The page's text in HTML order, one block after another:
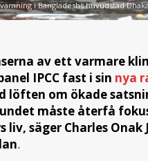
i Bangladeshs huvudstad
av ett varmare
IPCC fast i sin nya
löften om ökade
måste återfå
säger Charles Onak
.